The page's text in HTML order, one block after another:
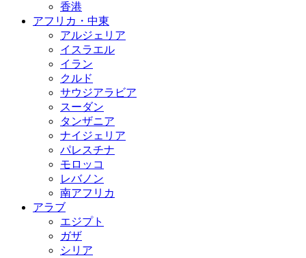
香港
アフリカ・中東
アルジェリア
イスラエル
イラン
クルド
サウジアラビア
スーダン
タンザニア
ナイジェリア
パレスチナ
モロッコ
レバノン
南アフリカ
アラブ
エジプト
ガザ
シリア